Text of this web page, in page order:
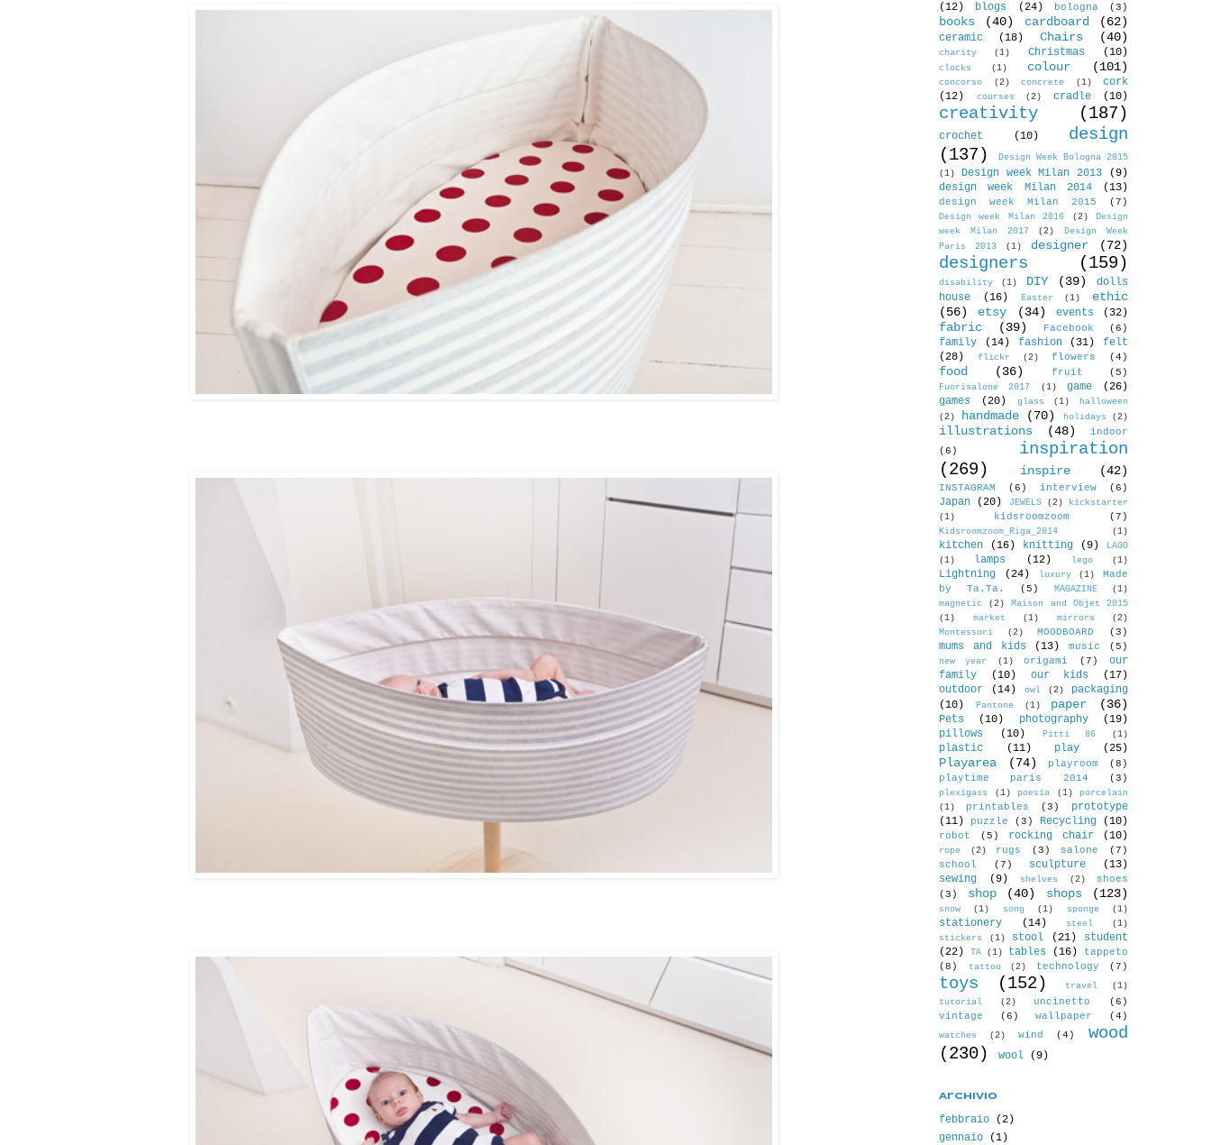
(12)
blogs (24) bologna (3)
books (40) cardboard (62)
ceramic (18) Chairs (40)
charity (1) Christmas (10)
clocks (1) colour (101)
concorso (2) concrete (1)
cork
(12)
courses (2) cradle (10)
creativity (187)
crochet (10)
design
(137)
Design Week Bologna 2015
(1)
Design week Milan 2013
(9)
design week Milan 2014
(13)
design week Milan 2015 (7)
Design week Milan 2016 (2)
Design
week Milan 2017
(2)
Design Week
Paris 2013
(1) designer (72)
designers (159)
disability (1) DIY (39)
dolls
house
(16) Easter (1)
ethic
(56)
etsy (34) events (32)
fabric (39) Facebook (6)
family (14) fashion (31)
felt
(28)
flickr (2) flowers (4)
food (36) fruit (5)
Fuorisalone 2017 (1) game
(26)
games
(20) glass (1)
halloween
(2)
handmade (70) holidays (2)
illustrations (48)
indoor
(6)
inspiration
(269)
inspire (42)
INSTAGRAM (6) interview (6)
Japan (20) JEWELS (2)
kickstarter
(1)
kidsroomzoom (7)
Kidsroomzoom_Riga_2014 (1)
kitchen (16) knitting (9)
LAGO
(1)
lamps (12) lego (1)
Lightning (24) luxury (1)
Made
by Ta.Ta.
(5) MAGAZINE
(1)
magnetic
(2)
Maison and Objet 2015
(1)
market (1) mirrors
(2)
Montessori
(2) MOODBOARD (3)
mums and kids (13) music (5)
new year (1) origami (7)
our
family
(10) our kids
(17)
outdoor
(14) owl (2)
packaging
(10)
Pantone (1) paper (36)
Pets (10) photography
(19)
pillows
(10) Pitti 86 (1)
plastic (11) play (25)
Playarea (74) playroom
(8)
playtime paris 2014
(3)
plexigass (1) poesia (1)
porcelain
(1)
printables (3)
prototype
(11)
puzzle (3) Recycling (10)
robot (5) rocking chair (10)
rope (2) rugs (3) salone
(7)
school
(7) sculpture
(13)
sewing
(9) shelves (2)
shoes
(3)
shop (40) shops (123)
snow (1) song (1) sponge (1)
stationery (14) steel
(1)
stickers
(1) stool (21)
student
(22)
TA (1) tables (16)
tappeto
(8)
tattoo (2) technology (7)
toys (152) travel
(1)
tutorial
(2) uncinetto
(6)
vintage
(6) wallpaper (4)
watches (2) wind (4)
wood
(230)
wool (9)
Archivio
febbraio (2)
gennaio (1)